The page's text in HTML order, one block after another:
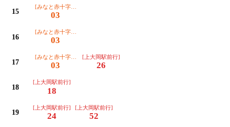
15
[みなと赤十字病院行]
03
16
[みなと赤十字病院行]
03
17
[みなと赤十字病院行]
03
[上大岡駅前行]
26
18
[上大岡駅前行]
18
19
[上大岡駅前行]
24
[上大岡駅前行]
52